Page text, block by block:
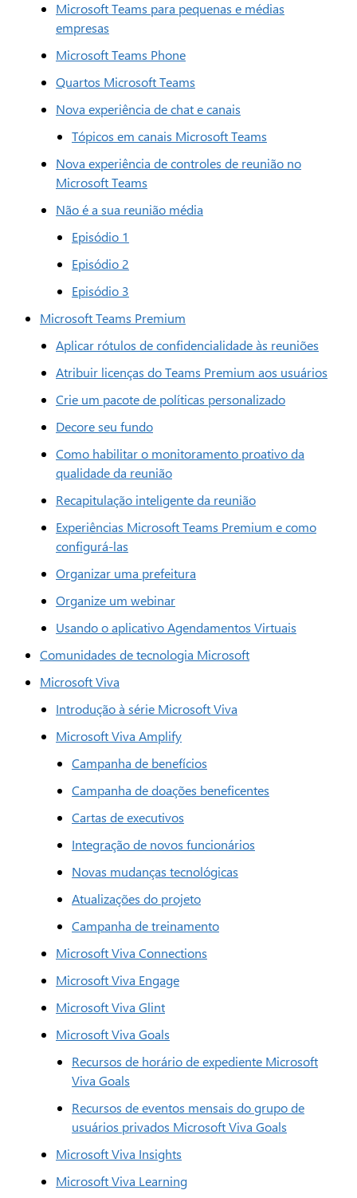
Microsoft Teams para pequenas e médias
empresas
Microsoft Teams Phone
Quartos Microsoft Teams
Nova experiência de chat e canais
Tópicos em canais Microsoft Teams
Nova experiência de controles de reunião no
Microsoft Teams
Não é a sua reunião média
Episódio 1
Episódio 2
Episódio 3
Microsoft Teams Premium
Aplicar rótulos de confidencialidade às reuniões
Atribuir licenças do Teams Premium aos usuários
Crie um pacote de políticas personalizado
Decore seu fundo
Como habilitar o monitoramento proativo da
qualidade da reunião
Recapitulação inteligente da reunião
Experiências Microsoft Teams Premium e como
configurá-las
Organizar uma prefeitura
Organize um webinar
Usando o aplicativo Agendamentos Virtuais
Comunidades de tecnologia Microsoft
Microsoft Viva
Introdução à série Microsoft Viva
Microsoft Viva Amplify
Campanha de benefícios
Campanha de doações beneficentes
Cartas de executivos
Integração de novos funcionários
Novas mudanças tecnológicas
Atualizações do projeto
Campanha de treinamento
Microsoft Viva Connections
Microsoft Viva Engage
Microsoft Viva Glint
Microsoft Viva Goals
Recursos de horário de expediente Microsoft
Viva Goals
Recursos de eventos mensais do grupo de
usuários privados Microsoft Viva Goals
Microsoft Viva Insights
Microsoft Viva Learning